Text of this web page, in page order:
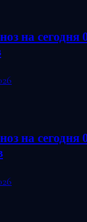
на сегодня
на сегодня